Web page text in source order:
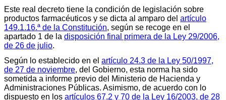
Este real decreto tiene la condición de legislación sobre
productos farmacéuticos y se dicta al amparo del artículo
149.1.16.ª de la Constitución, según se recoge en el
apartado 1 de la disposición final primera de la Ley 29/2006,
de 26 de julio.
Según lo establecido en el artículo 24.3 de la Ley 50/1997,
de 27 de noviembre, del Gobierno, esta norma ha sido
sometida a informe previo del Ministerio de Hacienda y
Administraciones Públicas. Asimismo, de acuerdo con lo
dispuesto en los artículos 67.2 y 70 de la Ley 16/2003, de 28